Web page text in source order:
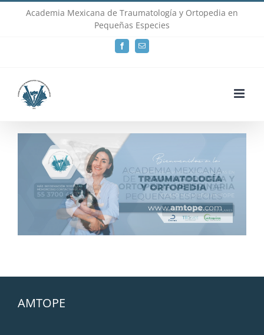
Academia Mexicana de Traumatología y Ortopedia en
Pequeñas Especies
FacebookEmail
AMTOPE